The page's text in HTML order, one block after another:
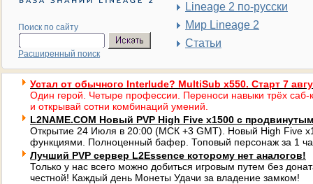
Поиск по сайту
Расширенный поиск
Lineage 2 по-русски
Мир Lineage 2
Статьи
Устал от обычного Interlude? MultiSub x550. Старт 7
Один герой. Четыре профессии. Переноси навыки трёх саб-
и открывай сотни комбинаций умений.
L2NAME.COM Новый PVP High Five x1500 с
Открытие 24 Июля в 20:00 (МСК +3 GMT). Новый High Five
функциями. Полноценный бафер. Топовый персонаж за 1
Лучший PVP сервер L2Essence которому нет аналогов!
Только у нас всего можно добиться игровым путем без
честной! Каждый день Монеты Удачи за владение замком!